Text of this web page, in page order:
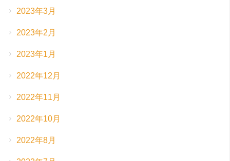
2023年3月
2023年2月
2023年1月
2022年12月
2022年11月
2022年10月
2022年8月